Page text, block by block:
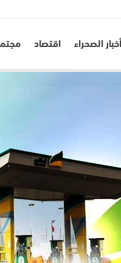
أخبار الصحراء اقتصاد